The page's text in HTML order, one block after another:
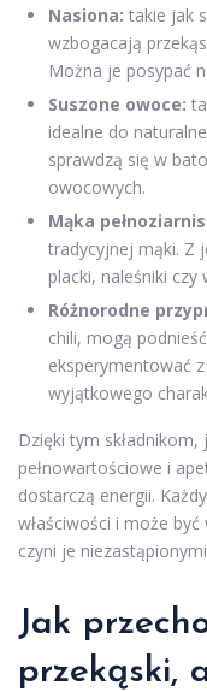
Nasiona: takie jak
wzbogacają
Można je posypać
Suszone owoce:
idealne do
sprawdzą się w
owocowych.
Mąka
tradycyjnej mąki. Z
placki, naleśniki czy
Różnorodne
chili, mogą
eksperymentować
wyjątkowego
Dzięki tym
pełnowartościowe i
dostarczą energii.
właściwości i może
czyni je
Jak
przekąski,